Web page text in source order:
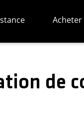
Acheter
de